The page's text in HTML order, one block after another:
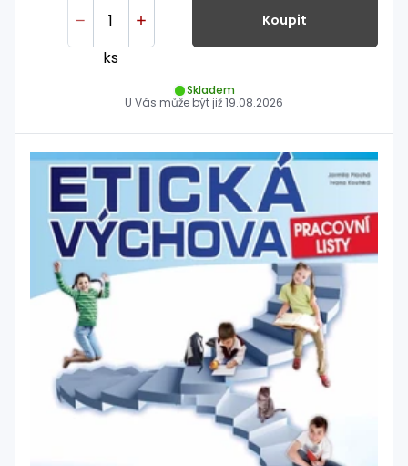
ks
Koupit
Skladem
U Vás může být již19.08.2026